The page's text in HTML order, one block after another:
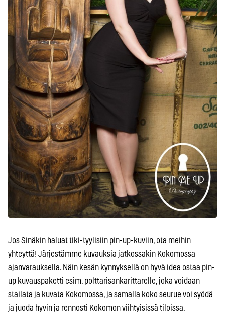
Jos Sinäkin haluat tiki-tyylisiin pin-up-kuviin, ota meihin
yhteyttä! Järjestämme kuvauksia jatkossakin Kokomossa
ajanvarauksella. Näin kesän kynnyksellä on hyvä idea ostaa pin-
up kuvauspaketti esim. polttarisankarittarelle, joka voidaan
stailata ja kuvata Kokomossa, ja samalla koko seurue voi syödä
ja juoda hyvin ja rennosti Kokomon viihtyisissä tiloissa.